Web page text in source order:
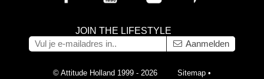
JOIN THE LIFESTYLE
Aanmelden
© Attitude Holland 1999 - 2026 Sitemap •